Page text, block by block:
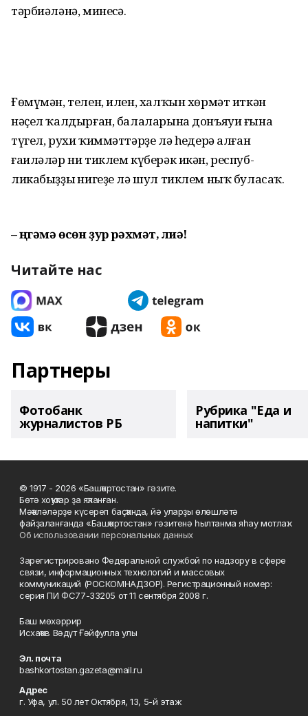
тәрбиәләнә, минеңсә.
Ғөмүмән, телен, илен, хал­ҡын хөрмәт иткән
нәҫел ҡал­дырған, балаларына донъяуи ғына
түгел, рухи ҡиммәттәрҙе лә һеңдерә алған
ғаиләләр ни тиклем күберәк икән, респуб­
ликабыҙҙың нигеҙе лә шул тиклем ныҡ буласаҡ.
– Әңгәмә өсөн ҙур рәхмәт, Әлиә!
Читайте нас
Партнеры
Фотобанк
журналистов РБ
Рубрика "Еда и
напитки"
© 1917 - 2026 «Башҡортостан» гәзите.
Бөтә хоҡуҡтар ҙа яҡланған.
Мәҡәләләрҙе күсереп баҫҡанда, йә уларҙы өлөшләтә
файҙаланғанда «Башҡортостан» гәзитенә һылтанма яһау мотлаҡ.
Об использовании персональных данных
Зарегистрировано Федеральной службой по надзору в сфере
связи, информационных технологий и массовых
коммуникаций (РОСКОМНАДЗОР). Регистрационный номер:
серия ПИ ФС77-33205 от 11 сентября 2008 г.
Баш мөхәррир
Исхаҡов Вәдүт Ғәйфулла улы
Эл. почта
bashkortostan.gazeta@mail.ru
Адрес
г. Уфа, ул. 50 лет Октября, 13, 5-й этаж